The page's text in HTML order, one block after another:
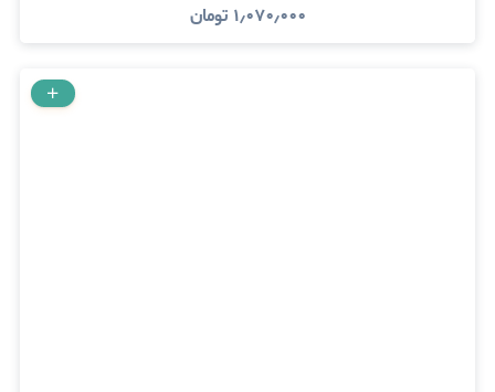
۱٫۰۷۰٫۰۰۰ تومان